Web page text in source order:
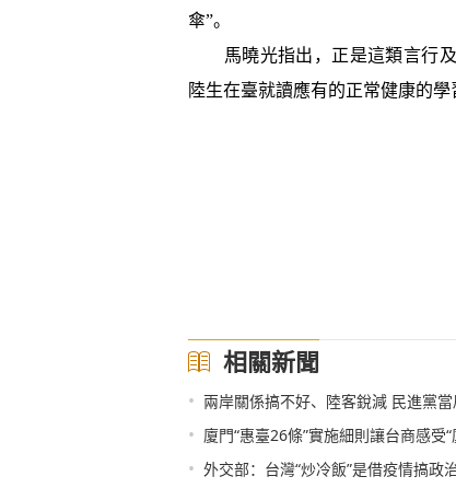
傘”。
馬曉光指出，正是這類言行及
陸生在臺就讀應有的正常健康的學
相關新聞
• 兩岸關係搞不好、陸客銳減 民進黨
• 廈門“惠臺26條”實施細則讓台商感受
• 外交部：台灣“炒冷飯”是借疫情搞政